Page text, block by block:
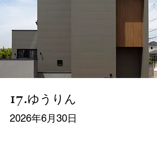
17.ゆうりん
2026年6月30日